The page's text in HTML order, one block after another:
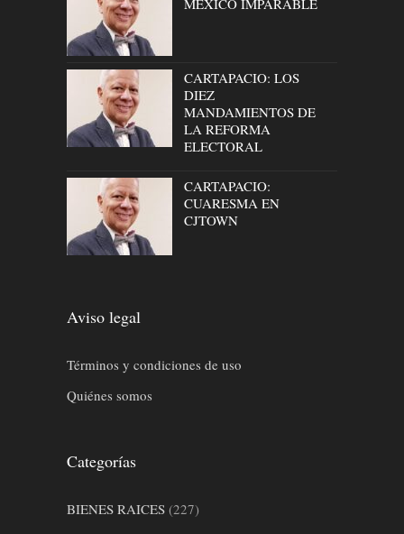
MÉXICO IMPARABLE
CARTAPACIO: LOS
DIEZ
MANDAMIENTOS DE
LA REFORMA
ELECTORAL
CARTAPACIO:
CUARESMA EN
CJTOWN
Aviso legal
Términos y condiciones de uso
Quiénes somos
Categorías
BIENES RAICES (227)